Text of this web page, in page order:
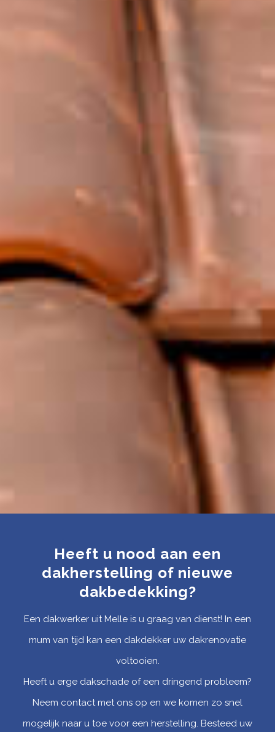
Heeft u nood aan een
dakherstelling of nieuwe
dakbedekking?
Een dakwerker uit Melle is u graag van dienst! In een
mum van tijd kan een dakdekker uw dakrenovatie
voltooien.
Heeft u erge dakschade of een dringend probleem?
Neem contact met ons op en we komen zo snel
mogelijk naar u toe voor een herstelling. Besteed uw